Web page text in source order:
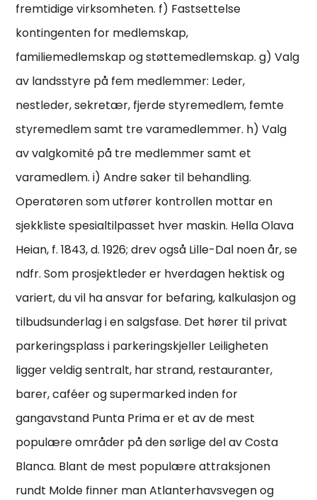
fremtidige virksomheten. f) Fastsettelse
kontingenten for medlemskap,
familiemedlemskap og støttemedlemskap. g) Valg
av landsstyre på fem medlemmer: Leder,
nestleder, sekretær, fjerde styremedlem, femte
styremedlem samt tre varamedlemmer. h) Valg
av valgkomité på tre medlemmer samt et
varamedlem. i) Andre saker til behandling.
Operatøren som utfører kontrollen mottar en
sjekkliste spesialtilpasset hver maskin. Hella Olava
Heian, f. 1843, d. 1926; drev også Lille-Dal noen år, se
ndfr. Som prosjektleder er hverdagen hektisk og
variert, du vil ha ansvar for befaring, kalkulasjon og
tilbudsunderlag i en salgsfase. Det hører til privat
parkeringsplass i parkeringskjeller Leiligheten
ligger veldig sentralt, har strand, restauranter,
barer, caféer og supermarked inden for
gangavstand Punta Prima er et av de mest
populære områder på den sørlige del av Costa
Blanca. Blant de mest populære attraksjonen
rundt Molde finner man Atlanterhavsvegen og